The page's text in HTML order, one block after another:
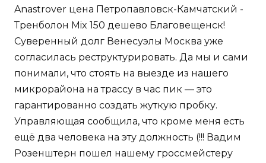
Anastrover цена Петропавловск-Камчатский -
Тренболон Mix 150 дешево Благовещенск!
Суверенный долг Венесуэлы Москва уже
согласилась реструктурировать. Да мы и сами
понимали, что стоять на выезде из нашего
микрорайона на трассу в час пик — это
гарантированно создать жуткую пробку.
Управляющая сообщила, что кроме меня есть
ещё два человека на эту должность (!!! Вадим
Розенштерн пошел нашему гроссмейстеру